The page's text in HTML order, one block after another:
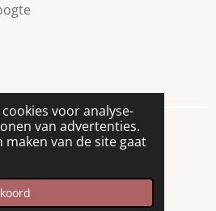
voor analyse-
van advertenties.
van de site gaat